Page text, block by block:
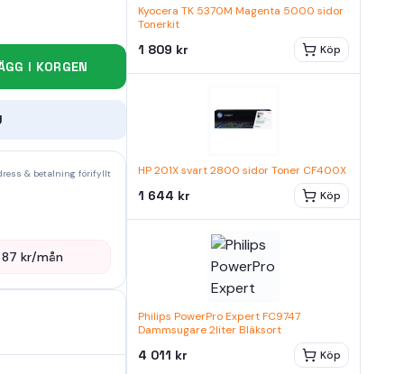
I KORGEN
& betalning förifyllt
87 kr/mån
Kyocera TK 5370M Magenta 5000 sidor
Tonerkit
1 809 kr Köp
HP 201X svart 2800 sidor Toner CF400X
1 644 kr Köp
Philips PowerPro Expert FC9747
Dammsugare 2liter Bläksort
4 011 kr Köp